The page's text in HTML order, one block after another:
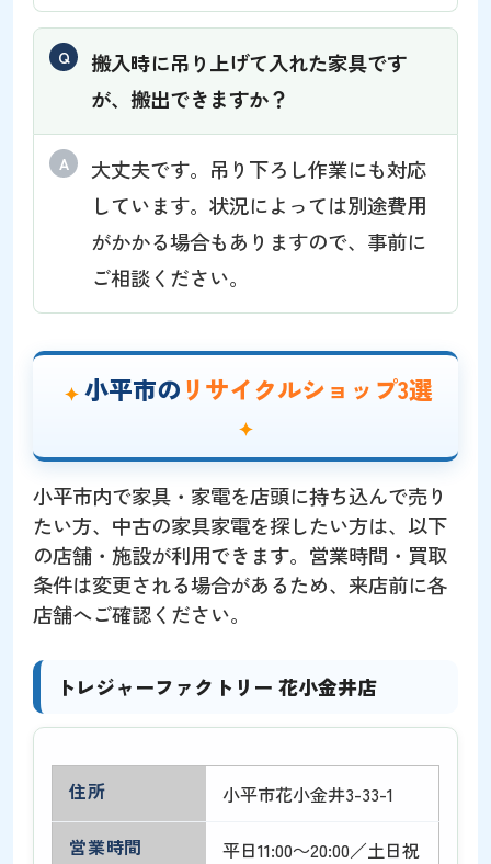
搬入時に吊り上げて入れた家具です
が、搬出できますか？
大丈夫です。吊り下ろし作業にも対応
しています。状況によっては別途費用
がかかる場合もありますので、事前に
ご相談ください。
小平市のリサイクルショップ3選
小平市内で家具・家電を店頭に持ち込んで売り
たい方、中古の家具家電を探したい方は、以下
の店舗・施設が利用できます。営業時間・買取
条件は変更される場合があるため、来店前に各
店舗へご確認ください。
トレジャーファクトリー 花小金井店
住所
小平市花小金井3-33-1
営業時間
平日11:00～20:00／土日祝